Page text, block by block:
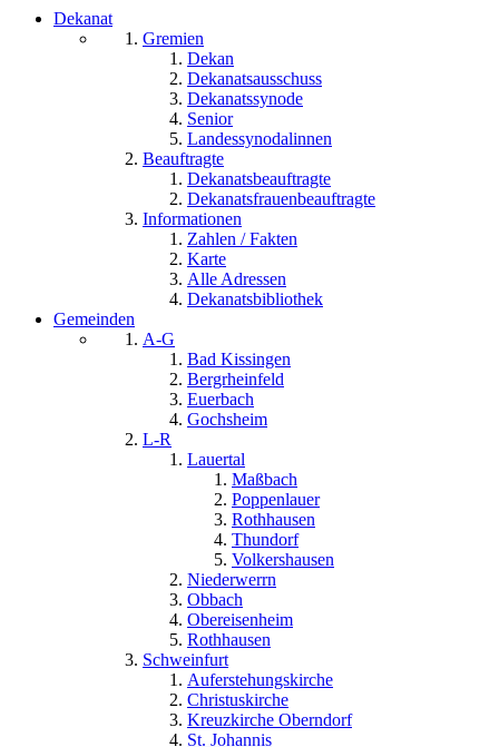
Dekanat
Gremien
Dekan
Dekanatsausschuss
Dekanatssynode
Senior
Landessynodalinnen
Beauftragte
Dekanatsbeauftragte
Dekanatsfrauenbeauftragte
Informationen
Zahlen / Fakten
Karte
Alle Adressen
Dekanatsbibliothek
Gemeinden
A-G
Bad Kissingen
Bergrheinfeld
Euerbach
Gochsheim
L-R
Lauertal
Maßbach
Poppenlauer
Rothhausen
Thundorf
Volkershausen
Niederwerrn
Obbach
Obereisenheim
Rothhausen
Schweinfurt
Auferstehungskirche
Christuskirche
Kreuzkirche Oberndorf
St. Johannis